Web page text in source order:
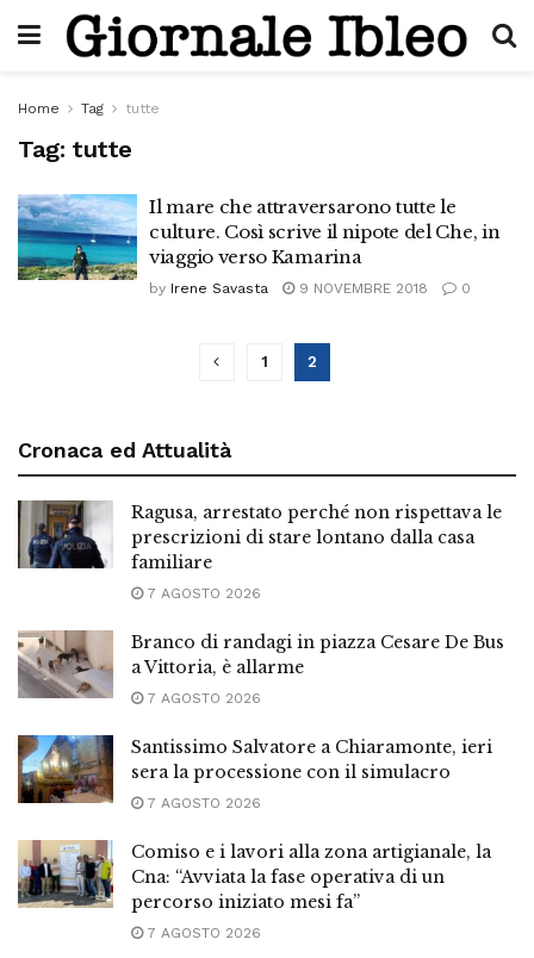
Home Tag tutte
Tag: tutte
Il mare che attraversarono tutte le
culture. Così scrive il nipote del Che, in
viaggio verso Kamarina
by Irene Savasta 9 NOVEMBRE 2018 0
1 2
Cronaca ed Attualità
Ragusa, arrestato perché non rispettava le
prescrizioni di stare lontano dalla casa
familiare
7 AGOSTO 2026
Branco di randagi in piazza Cesare De Bus
a Vittoria, è allarme
7 AGOSTO 2026
Santissimo Salvatore a Chiaramonte, ieri
sera la processione con il simulacro
7 AGOSTO 2026
Comiso e i lavori alla zona artigianale, la
Cna: “Avviata la fase operativa di un
percorso iniziato mesi fa”
7 AGOSTO 2026